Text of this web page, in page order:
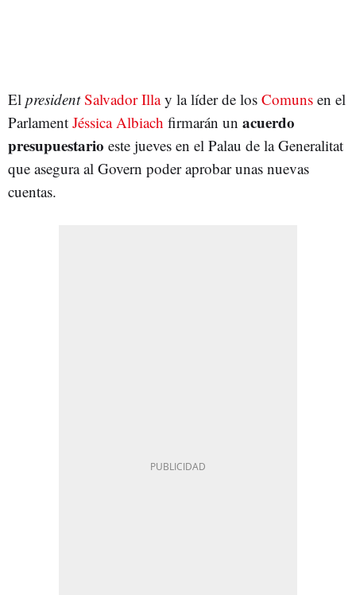
El presidentSalvador Illay la líder de los Comuns en el
Parlament Jéssica Albiach firmarán un acuerdo
presupuestario este jueves en el Palau de la Generalitat
que asegura al Govern poder aprobar unas nuevas
cuentas.